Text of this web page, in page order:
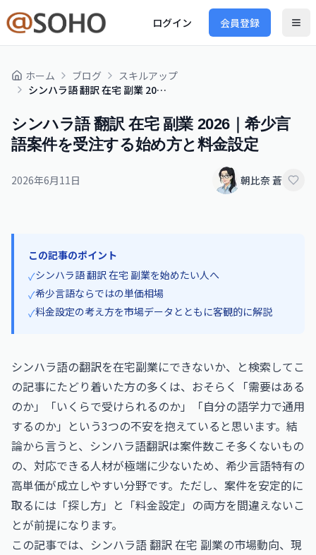
ログイン 会員登録
ホーム ブログ
スキルアップ
シンハラ語 翻訳 在宅 副業 2026｜希少言語案件を受注する始め方と料金設定
シンハラ語 翻訳 在宅 副業 2026｜希少言
語案件を受注する始め方と料金設定
2026年6月11日 朝比奈 蒼
この記事のポイント
✓シンハラ語 翻訳 在宅 副業を始めたい人へ
✓希少言語ならではの単価相場
✓料金設定の考え方を市場データとともに客観的に解説
シンハラ語の翻訳を在宅副業にできないか、と検索してこ
の記事にたどり着いた方の多くは、おそらく「需要はある
のか」「いくらで受けられるのか」「自分の語学力で通用
するのか」という3つの不安を抱えていると思います。結
論から言うと、シンハラ語翻訳は案件数こそ多くないもの
の、対応できる人材が極端に少ないため、希少言語特有の
高単価が成立しやすい分野です。ただし、案件を安定的に
取るには「探し方」と「料金設定」の両方を間違えないこ
とが前提になります。
この記事では、シンハラ語 翻訳 在宅 副業の市場動向、現